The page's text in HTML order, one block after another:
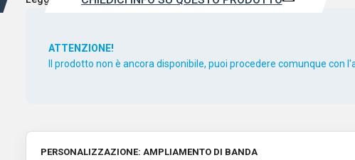
ATTENZIONE!
Il prodotto non è ancora disponibile, puoi procedere comunque
PERSONALIZZAZIONE: AMPLIAMENTO DI BANDA